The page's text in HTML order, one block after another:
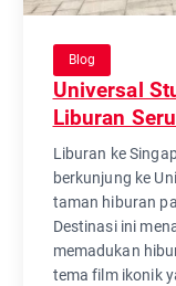
Blog
Universal
Liburan
Liburan ke
berkunjung ke
taman hiburan
Destinasi ini
memadukan
tema film ikonik